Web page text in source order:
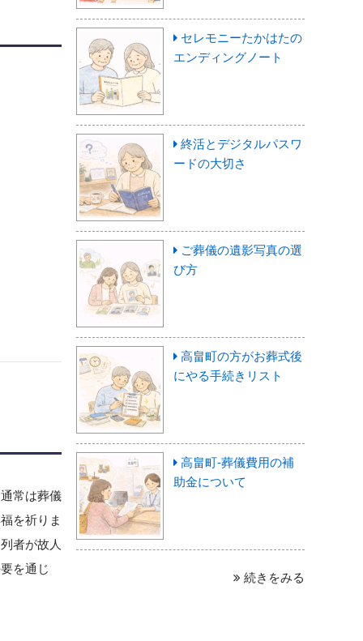
常は葬儀
を祈りま
者が故人
を通じ
セレモニーたかはたの
エンディングノート
終活とデジタルパスワ
ードの大切さ
ご葬儀の遺影写真の選
び方
高畠町の方がお葬式後
にやる手続きリスト
高畠町-葬儀費用の補
助金について
続きをみる